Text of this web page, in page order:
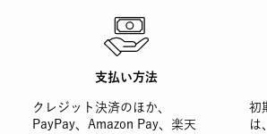
支払い方法
クレジット決済のほか、
PayPay、Amazon Pay、楽天
初
は